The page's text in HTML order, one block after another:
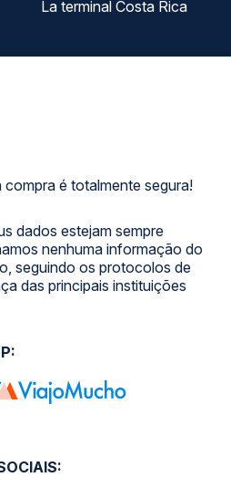
compra é totalmente segura!
dados estejam sempre
nenhuma informação do
seguindo os protocolos de
das principais instituições
La terminal Costa Rica